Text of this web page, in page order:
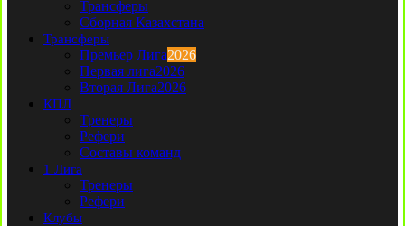
Трансферы
Сборная Казахстана
Трансферы
Премьер Лига2026
Первая лига2026
Вторая Лига2026
КПЛ
Тренеры
Рефери
Составы команд
1 Лига
Тренеры
Рефери
Клубы